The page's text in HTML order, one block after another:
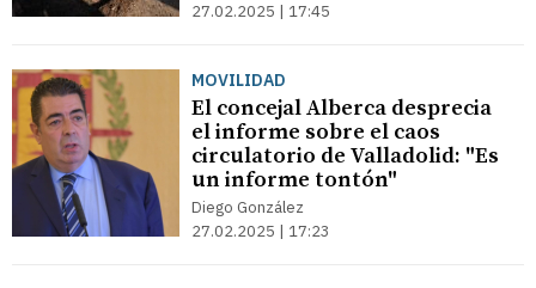
27.02.2025 | 17:45
MOVILIDAD
El concejal Alberca desprecia
el informe sobre el caos
circulatorio de Valladolid: "Es
un informe tontón"
Diego González
27.02.2025 | 17:23